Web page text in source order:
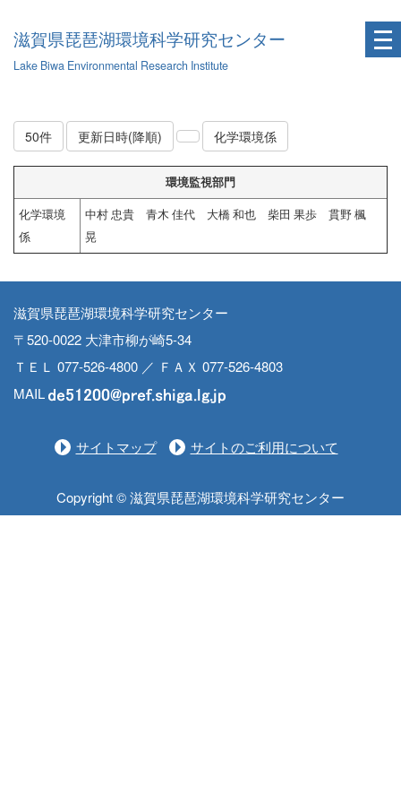
滋賀県琵琶湖環境科学研究センター
Lake Biwa Environmental Research Institute
50件 更新日時(降順) 化学環境係
環境監視部門
化学環境
係
中村 忠貴 青木 佳代 大橋 和也 柴田 果歩 貫野 楓
晃
滋賀県琵琶湖環境科学研究センター
〒520-0022 大津市柳が崎5-34
ＴＥＬ 077-526-4800 ／ ＦＡＸ 077-526-4803
MAIL
サイトマップ サイトのご利用について
Copyright © 滋賀県琵琶湖環境科学研究センター